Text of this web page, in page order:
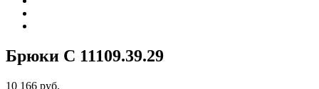
Брюки С 11109.39.29
10 166 руб.